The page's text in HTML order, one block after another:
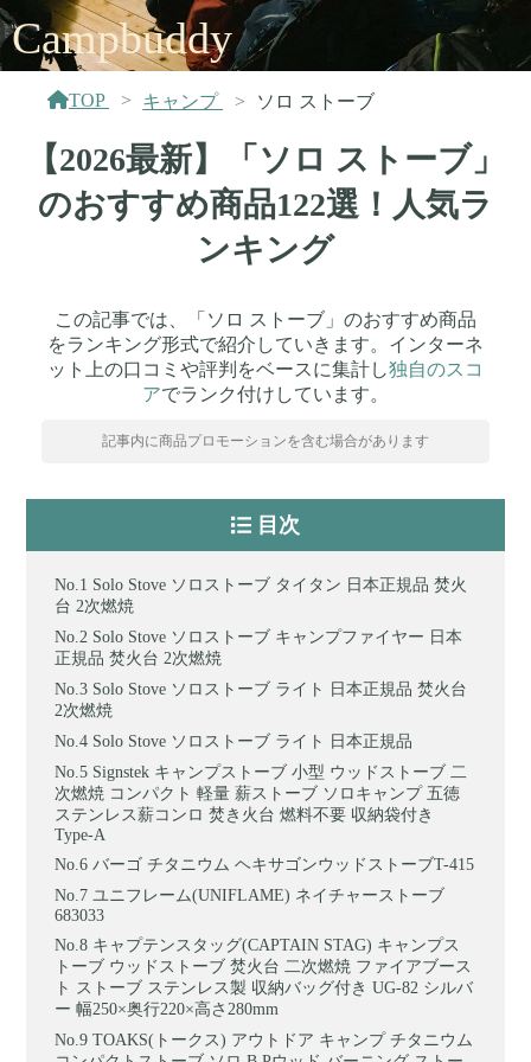
Campbuddy
TOP キャンプ ソロ ストーブ
【2026最新】「ソロ ストーブ」
のおすすめ商品122選！人気ラ
ンキング
この記事では、「ソロ ストーブ」のおすすめ商品
をランキング形式で紹介していきます。インターネ
ット上の口コミや評判をベースに集計し独自のスコ
アでランク付けしています。
記事内に商品プロモーションを含む場合があります
目次
Solo Stove ソロストーブ タイタン 日本正規品 焚火
台 2次燃焼
Solo Stove ソロストーブ キャンプファイヤー 日本
正規品 焚火台 2次燃焼
Solo Stove ソロストーブ ライト 日本正規品 焚火台
2次燃焼
Solo Stove ソロストーブ ライト 日本正規品
Signstek キャンプストーブ 小型 ウッドストーブ 二
次燃焼 コンパクト 軽量 薪ストーブ ソロキャンプ 五徳
ステンレス薪コンロ 焚き火台 燃料不要 収納袋付き
Type-A
バーゴ チタニウム ヘキサゴンウッドストーブT-415
ユニフレーム(UNIFLAME) ネイチャーストーブ
683033
キャプテンスタッグ(CAPTAIN STAG) キャンプス
トーブ ウッドストーブ 焚火台 二次燃焼 ファイアブース
ト ストーブ ステンレス製 収納バッグ付き UG-82 シルバ
ー 幅250×奥行220×高さ280mm
TOAKS(トークス) アウトドア キャンプ チタニウム